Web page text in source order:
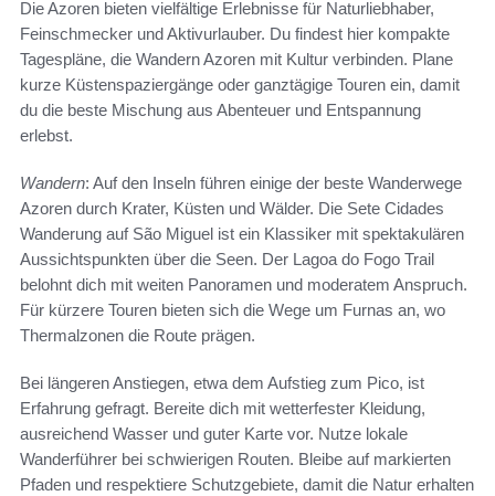
Die Azoren bieten vielfältige Erlebnisse für Naturliebhaber,
Feinschmecker und Aktivurlauber. Du findest hier kompakte
Tagespläne, die Wandern Azoren mit Kultur verbinden. Plane
kurze Küstenspaziergänge oder ganztägige Touren ein, damit
du die beste Mischung aus Abenteuer und Entspannung
erlebst.
Wandern: Auf den Inseln führen einige der beste Wanderwege
Azoren durch Krater, Küsten und Wälder. Die Sete Cidades
Wanderung auf São Miguel ist ein Klassiker mit spektakulären
Aussichtspunkten über die Seen. Der Lagoa do Fogo Trail
belohnt dich mit weiten Panoramen und moderatem Anspruch.
Für kürzere Touren bieten sich die Wege um Furnas an, wo
Thermalzonen die Route prägen.
Bei längeren Anstiegen, etwa dem Aufstieg zum Pico, ist
Erfahrung gefragt. Bereite dich mit wetterfester Kleidung,
ausreichend Wasser und guter Karte vor. Nutze lokale
Wanderführer bei schwierigen Routen. Bleibe auf markierten
Pfaden und respektiere Schutzgebiete, damit die Natur erhalten